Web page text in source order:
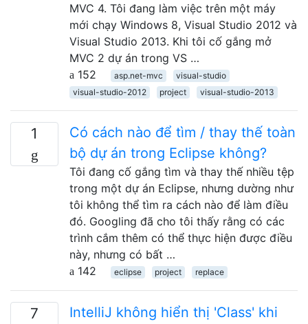
MVC 4. Tôi đang làm việc trên một máy
mới chạy Windows 8, Visual Studio 2012 và
Visual Studio 2013. Khi tôi cố gắng mở
MVC 2 dự án trong VS …
152
asp.net-mvc
visual-studio
visual-studio-2012
project visual-studio-2013
1
Có cách nào để tìm / thay thế toàn
bộ dự án trong Eclipse không?
Tôi đang cố gắng tìm và thay thế nhiều tệp
trong một dự án Eclipse, nhưng dường như
tôi không thể tìm ra cách nào để làm điều
đó. Googling đã cho tôi thấy rằng có các
trình cắm thêm có thể thực hiện được điều
này, nhưng có bất …
142
eclipse project replace
7
IntelliJ không hiển thị 'Class' khi